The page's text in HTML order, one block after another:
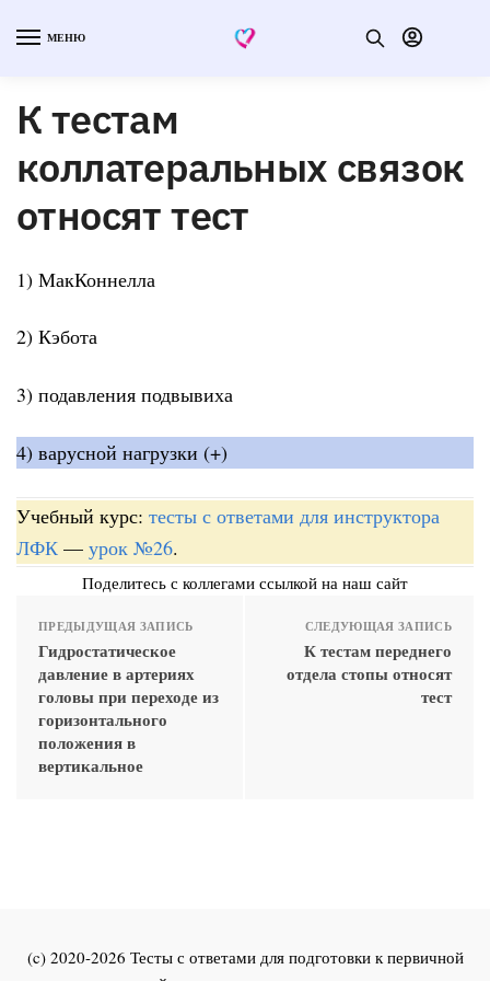
МЕНЮ
К тестам
коллатеральных связок
относят тест
1) МакКоннелла
2) Кэбота
3) подавления подвывиха
4) варусной нагрузки (+)
Учебный курс: тесты с ответами для инструктора
ЛФК — урок №26.
Поделитесь с коллегами ссылкой на наш сайт
ПРЕДЫДУЩАЯ ЗАПИСЬ
Гидростатическое
давление в артериях
головы при переходе из
горизонтального
положения в
вертикальное
СЛЕДУЮЩАЯ ЗАПИСЬ
К тестам переднего
отдела стопы относят
тест
(c) 2020-2026 Тесты с ответами для подготовки к первичной